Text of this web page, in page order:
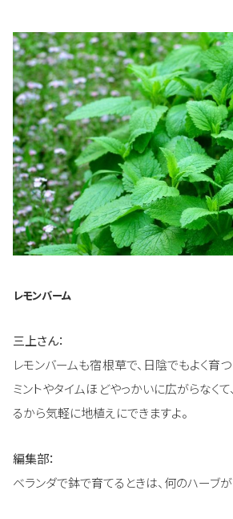
レモンバーム
三上さん：
レモンバームも宿根草で、日陰でもよく育
ミントやタイムほどやっかいに広がらなくて
るから気軽に地植えにできますよ。
編集部：
ベランダで鉢で育てるときは、何のハーブ